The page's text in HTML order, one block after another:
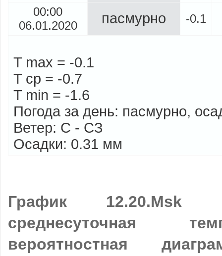
00:00
06.01.2020
пасмурно -0.1
T max = -0.1
T cp = -0.7
T min = -1.6
Погода за день: пасмурно,
Ветер: С - СЗ
Осадки: 0.31 мм
График 12.20.Msk
среднесуточная
вероятностная